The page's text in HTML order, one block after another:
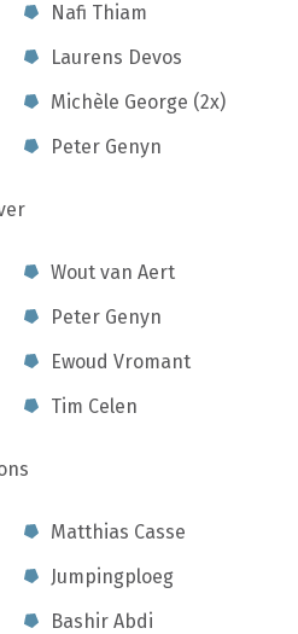
Nafi Thiam
Laurens Devos
Michèle George (2x)
Peter Genyn
Wout van Aert
Peter Genyn
Ewoud Vromant
Tim Celen
Matthias Casse
Jumpingploeg
Bashir Abdi